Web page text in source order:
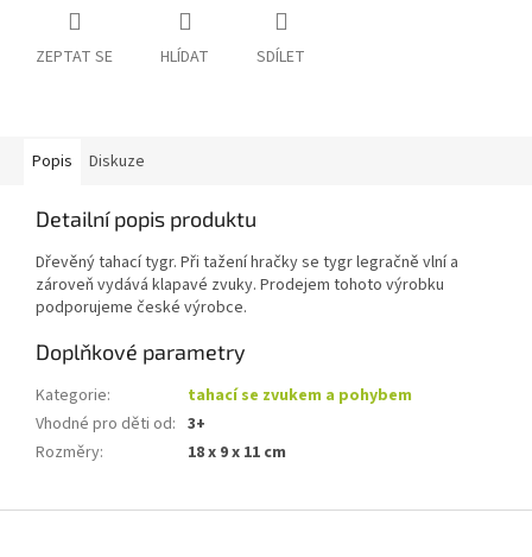
ZEPTAT SE HLÍDAT SDÍLET
Popis Diskuze
Detailní popis produktu
Dřevěný tahací tygr. Při tažení hračky se tygr legračně vlní a
zároveň vydává klapavé zvuky. Prodejem tohoto výrobku
podporujeme české výrobce.
Doplňkové parametry
Kategorie:
tahací se zvukem a pohybem
Vhodné pro děti od: 3+
Rozměry: 18 x 9 x 11 cm